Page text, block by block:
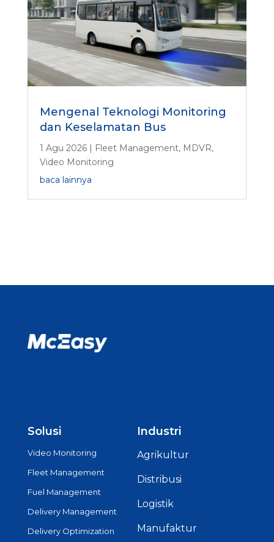
Mengenal Teknologi Monitoring
dan Keselamatan Bus
1 Agu 2026| Fleet Management, MDVR,
Video Monitoring
baca lainnya
Solusi
Video Monitoring
Fleet Management
Fuel Management
Delivery Management
Delivery Optimization
Industri
Agrikultur
Distribusi
Logistik
Manufaktur